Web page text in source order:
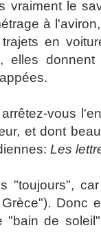
vraiment le
à
en
elles
vous
et dont
Les
"toujours",
Donc
"bain de